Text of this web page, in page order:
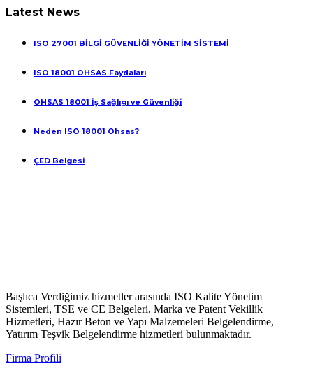
Latest News
ISO 27001 BİLGİ GÜVENLİĞİ YÖNETİM SİSTEMİ
ISO 18001 OHSAS Faydaları
OHSAS 18001 İş Sağlıgı ve Güvenliği
Neden ISO 18001 Ohsas?
ÇED Belgesi
Başlıca Verdiğimiz hizmetler arasında ISO Kalite Yönetim
Sistemleri, TSE ve CE Belgeleri, Marka ve Patent Vekillik
Hizmetleri, Hazır Beton ve Yapı Malzemeleri Belgelendirme,
Yatırım Teşvik Belgelendirme hizmetleri bulunmaktadır.
Firma Profili